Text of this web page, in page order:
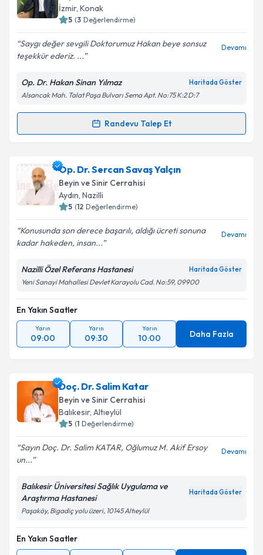
takvim hazırlandığında e-posta ile bilgilendireceğiz.
Kişisel verilerimin işlenmesine ilişkin
Aydınlatma
Metni'ni okudum ve kişisel verilerimin belirtilen
kapsamda işlenmesini kabul ediyorum.
İzmir, Konak
5 (3 Değerlendirme)
Saygı değer sevgili Doktorumuz Hakan beye sonsuz
teşekkür ederiz. ...
Devamı
Op. Dr. Hakan Sinan Yılmaz Haritada Göster
Alsancak Mah. Talat Paşa Bulvarı Sema Apt. No:75 K:2 D:7
Randevu Talep Et
Randevu Takvimi Talebi
Op. Dr. Hakan Sinan Yılmaziçin randevu takvimi
talebi oluşturun. Size bu uzmandan randevu almanız
için bir takvim hazırlandığında e-posta ile
bilgilendireceğiz.
E-posta Adresiniz
Kişisel verilerimin işlenmesine ilişkinAydınlatma
Metni'ni okudum ve kişisel verilerimin belirtilen
kapsamda işlenmesini kabul ediyorum.
Takvim Talebini Gönder
Op. Dr. Sercan Savaş Yalçın
Beyin ve Sinir Cerrahisi
Aydın, Nazilli
5 (12 Değerlendirme)
Konusunda son derece başarılı, aldığı ücreti sonuna
kadar hakeden, insan...
Devamı
Nazilli Özel Referans Hastanesi Haritada Göster
Yeni Sanayi Mahallesi Devlet Karayolu Cad. No:59, 09900
En Yakın Saatler
Yarın
09:00
Yarın
09:30
Yarın
10:00 Daha Fazla
Doç. Dr. Salim Katar
Beyin ve Sinir Cerrahisi
Balıkesir, Altıeylül
5 (1 Değerlendirme)
Sayın Doç. Dr. Salim KATAR, Oğlumuz M. Akif Ersoy
un...
Devamı
Balıkesir Üniversitesi Sağlık Uygulama ve
Araştırma Hastanesi
Haritada Göster
Paşaköy, Bigadiç yolu üzeri, 10145 Altıeylül
En Yakın Saatler